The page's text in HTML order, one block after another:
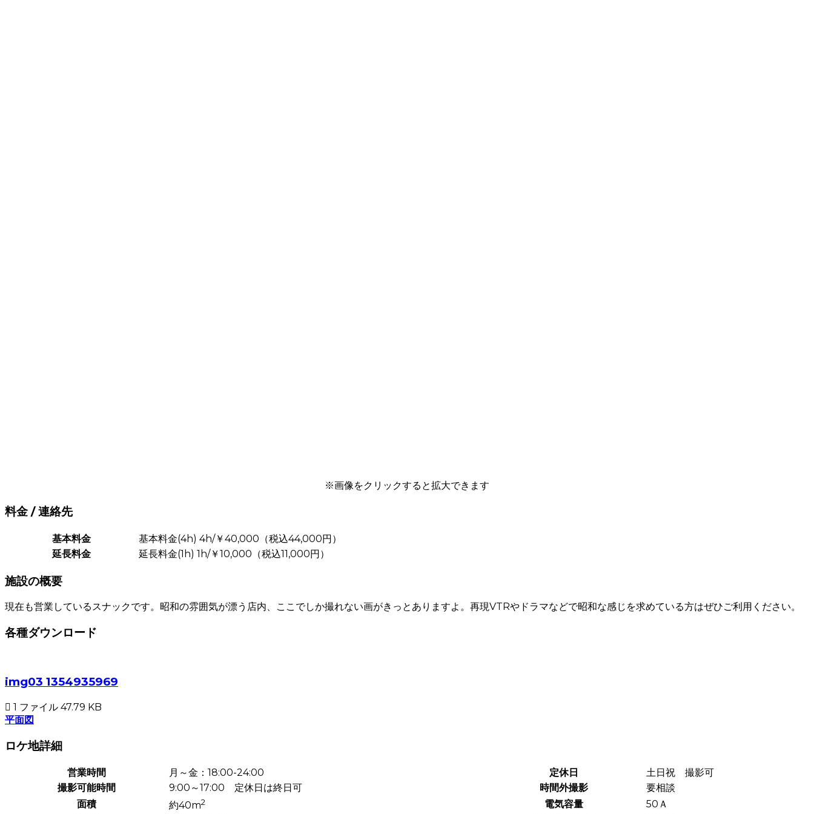
※画像をクリックすると拡大できます
料金 / 連絡先
基本料金
基本料金(4h) 4h/￥40,000（税込44,000円）
延長料金
延長料金(1h) 1h/￥10,000（税込11,000円）
施設の概要
現在も営業しているスナックです。昭和の雰囲気が漂う店内、ここでしか撮れない画がきっとありますよ。再現VTRやドラマなどで昭和な感じを求めている方はぜひご利用ください。
各種ダウンロード
img03 1354935969
1 ファイル 47.79 KB
平面図
ロケ地詳細
営業時間 月～金：18:00-24:00 定休日
土日祝 撮影可
撮影可能時間
9:00～17:00 定休日は終日可 時間外撮影
要相談
面積
約40m2 電気容量
50Ａ